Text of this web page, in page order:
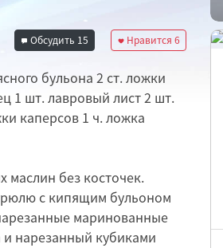
Нравится 6
Обсудить 15
бульона 2 ст. ложки
1 шт. лавровый лист 2 шт.
каперсов 1 ч. ложка
без косточек.
с кипящим бульоном
маринованные
и нарезанный кубиками